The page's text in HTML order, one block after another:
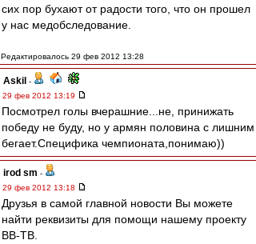
сих пор бухают от радости того, что он прошел
у нас медобследование.
Редактировалось 29 фев 2012 13:28
Askil -
29 фев 2012 13:19
Посмотрел голы вчерашние...не, принижать
победу не буду, но у армян половина с лишним
бегает.Специфика чемпионата,понимаю))
irod sm -
29 фев 2012 13:18
Друзья в самой главной новости Вы можете
найти реквизиты для помощи нашему проекту
ВВ-ТВ.